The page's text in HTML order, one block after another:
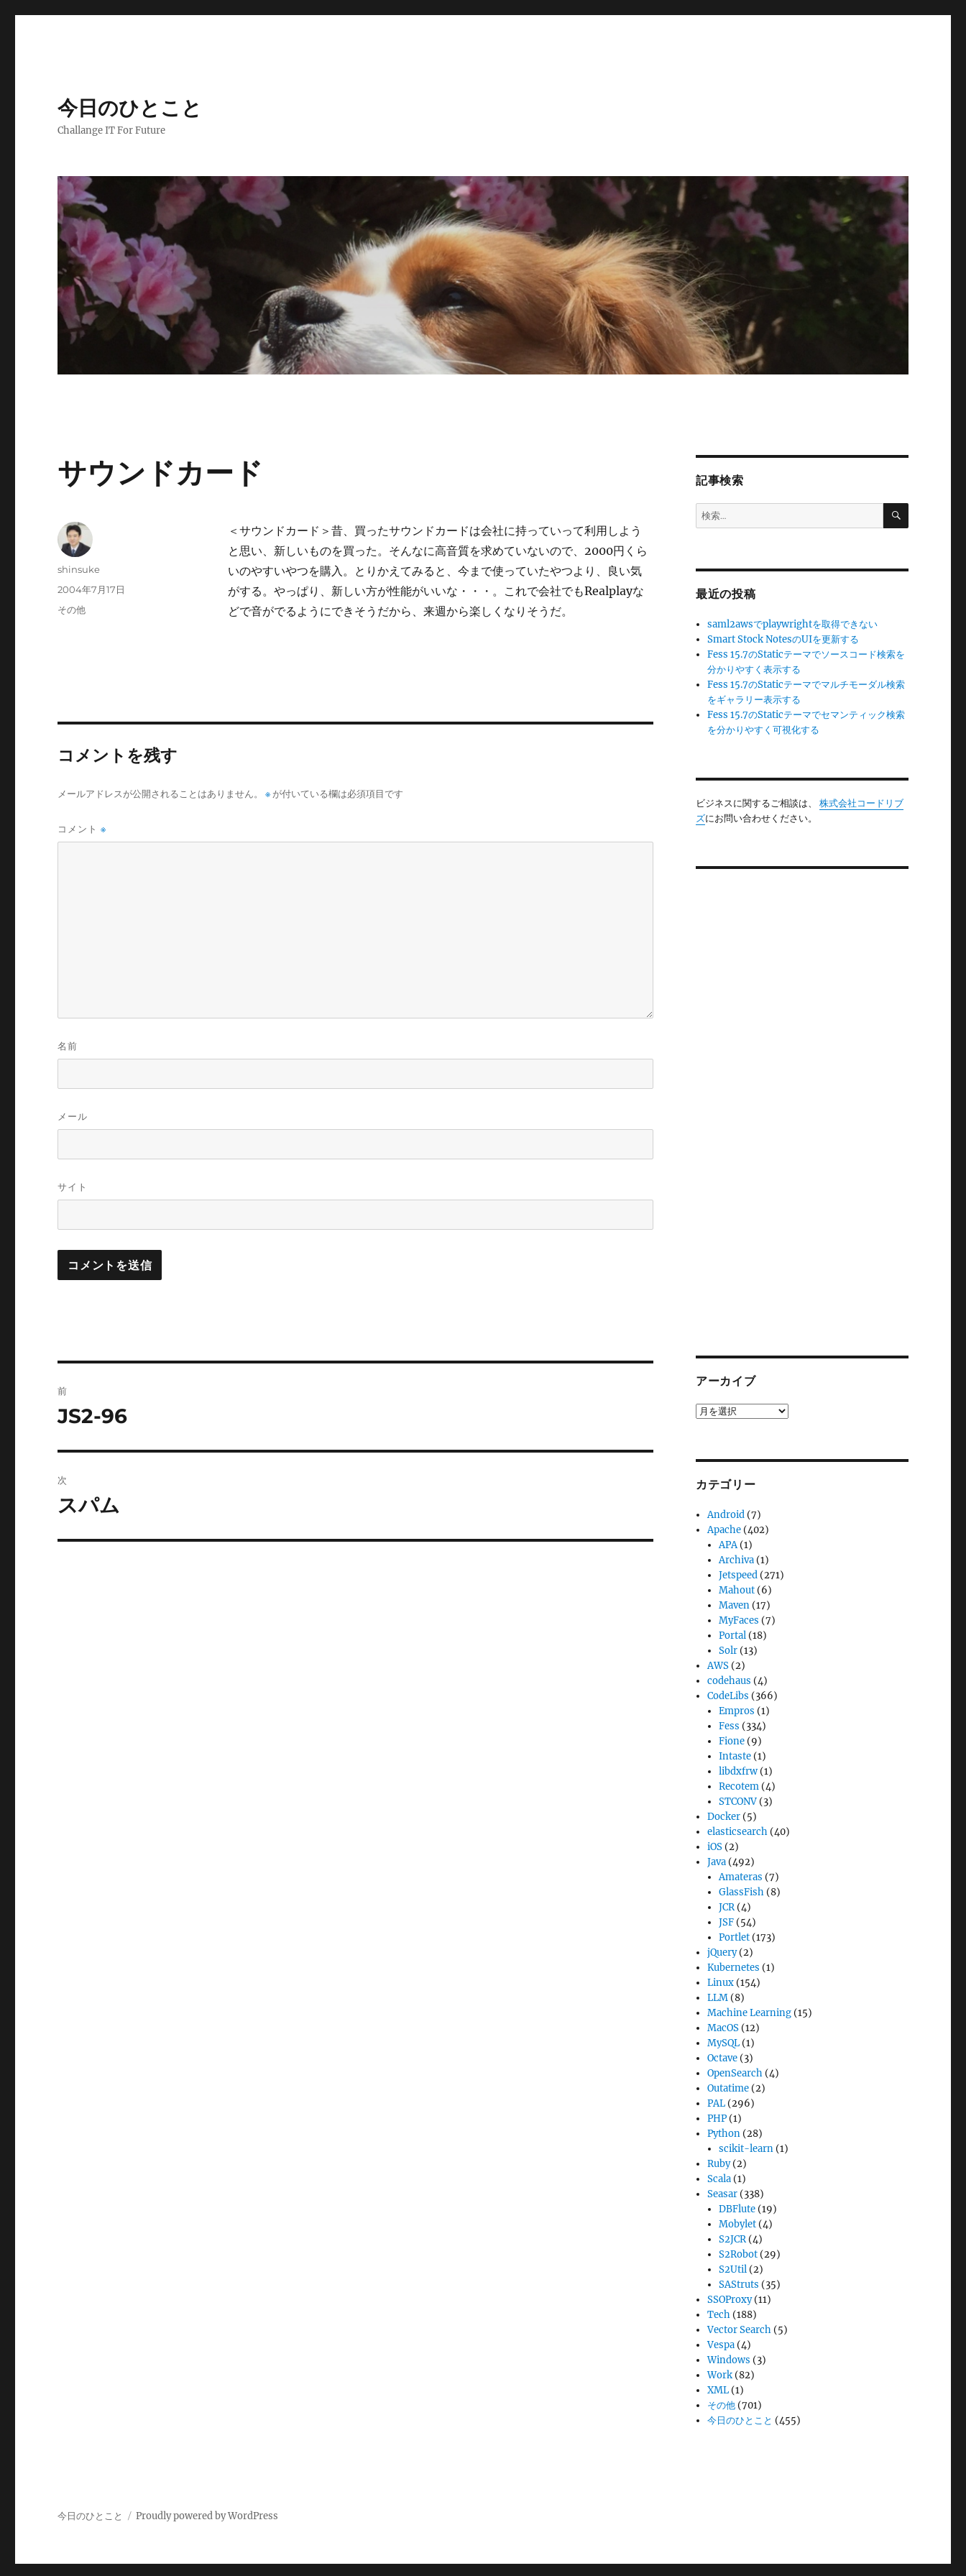
今日のひとこと
Challange IT For Future
サウンドカード
＜サウンドカード＞昔、買ったサウンドカードは会社に持っていって利用しよう
と思い、新しいものを買った。そんなに高音質を求めていないので、2000円くら
いのやすいやつを購入。とりかえてみると、今まで使っていたやつより、良い気
がする。やっぱり、新しい方が性能がいいな・・・。これで会社でもRealplayな
どで音がでるようにできそうだから、来週から楽しくなりそうだ。
投
shinsuke
投
2004年7月17日
カ
その他
コメントを残す
メールアドレスが公開されることはありません。 ※ が付いている欄は必須項目です
コメント※
名前
メール
サイト
稿
ゲ
前
前
投
稿:
JS2-96
次
次
投
スパム
記事検索
検
索:
検
最近の投稿
saml2awsでplaywrightを取得できない
Smart Stock NotesのUIを更新する
Fess 15.7のStaticテーマでソースコード検索を
分かりやすく表示する
Fess 15.7のStaticテーマでマルチモーダル検索
をギャラリー表示する
Fess 15.7のStaticテーマでセマンティック検索
を分かりやすく可視化する
ビジネスに関するご相談は、 株式会社コードリブ
ズにお問い合わせください。
アーカイブ
ア
カテゴリー
Android (7)
Apache (402)
APA(1)
Archiva (1)
Jetspeed (271)
Mahout (6)
Maven (17)
MyFaces (7)
Portal (18)
Solr (13)
AWS (2)
codehaus (4)
CodeLibs (366)
Empros (1)
Fess (334)
Fione (9)
Intaste (1)
libdxfrw (1)
Recotem (4)
STCONV (3)
Docker (5)
elasticsearch (40)
iOS (2)
Java (492)
Amateras (7)
GlassFish (8)
JCR(4)
JSF (54)
Portlet (173)
jQuery(2)
Kubernetes (1)
Linux (154)
LLM (8)
Machine Learning (15)
MacOS (12)
MySQL (1)
Octave (3)
OpenSearch (4)
Outatime (2)
PAL (296)
PHP (1)
Python (28)
scikit-learn (1)
Ruby(2)
Scala (1)
Seasar (338)
DBFlute (19)
Mobylet (4)
S2JCR(4)
S2Robot (29)
S2Util (2)
SAStruts (35)
SSOProxy(11)
Tech (188)
Vector Search (5)
Vespa (4)
Windows (3)
Work (82)
XML (1)
その他 (701)
今日のひとこと (455)
今日のひとこと Proudly powered by WordPress